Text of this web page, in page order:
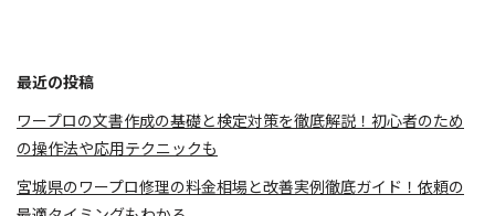
最近の投稿
ワープロの文書作成の基礎と検定対策を徹底解説！初心者のため
の操作法や応用テクニックも
宮城県のワープロ修理の料金相場と改善実例徹底ガイド！依頼の